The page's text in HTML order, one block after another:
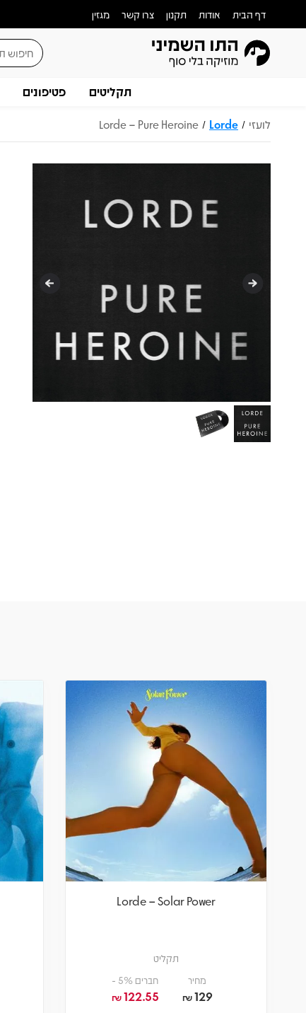
דף הבית אודות תקנון צרו קשר מגזין
תקליטים פטיפונים
לועזי /
Lorde
/
Lorde – Pure Heroine
Lorde – Solar Power
תקליט
מחיר
129
₪
חברים 5% -
122.55
₪